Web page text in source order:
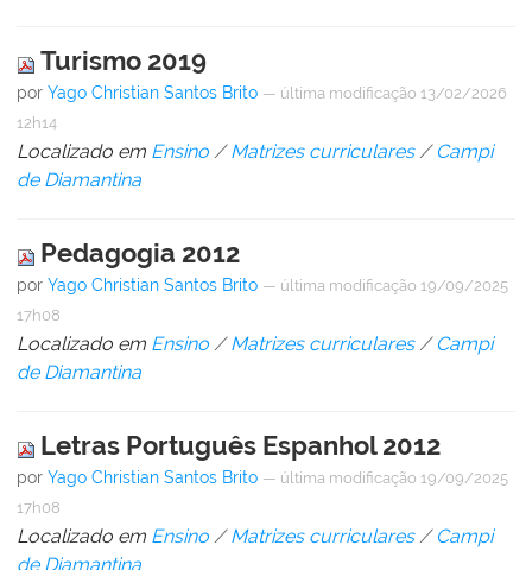
Turismo 2019
por Yago Christian Santos Brito — última modificação 13/02/2026
12h14
Localizado em Ensino /Matrizes curriculares / Campi
de Diamantina
Pedagogia 2012
por Yago Christian Santos Brito — última modificação 19/09/2025
17h08
Localizado em Ensino /Matrizes curriculares / Campi
de Diamantina
Letras Português Espanhol 2012
por Yago Christian Santos Brito — última modificação 19/09/2025
17h08
Localizado em Ensino /Matrizes curriculares / Campi
de Diamantina